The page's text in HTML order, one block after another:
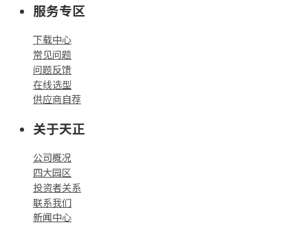
服务专区
下载中心
常见问题
问题反馈
在线选型
供应商自荐
关于天正
公司概况
四大园区
投资者关系
联系我们
新闻中心